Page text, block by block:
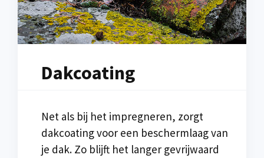
Dakcoating
Net als bij het impregneren, zorgt
dakcoating voor een beschermlaag van
je dak. Zo blijft het langer gevrijwaard